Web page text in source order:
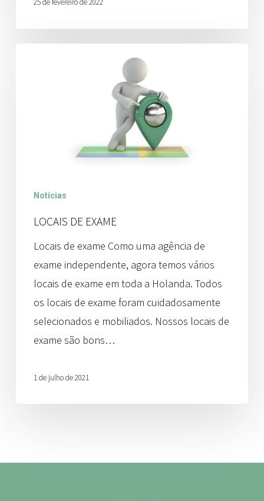
25 de fevereiro de 2022
Notícias
LOCAIS DE EXAME
Locais de exame Como uma agência de
exame independente, agora temos vários
locais de exame em toda a Holanda. Todos
os locais de exame foram cuidadosamente
selecionados e mobiliados. Nossos locais de
exame são bons…
1 de julho de 2021